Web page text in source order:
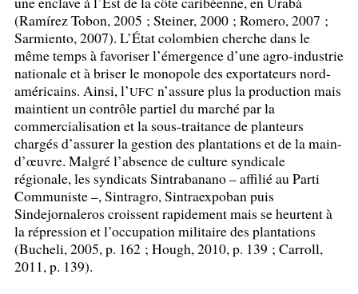
(Ramírez Tobon, 2005 ; Steiner, 2000 ; Romero, 2007 ;
Sarmiento, 2007). L’État colombien cherche dans le
même temps à favoriser l’émergence d’une agro-industrie
nationale et à briser le monopole des exportateurs nord-
américains. Ainsi, l’UFC n’assure plus la production mais
maintient un contrôle partiel du marché par la
commercialisation et la sous-traitance de planteurs
chargés d’assurer la gestion des plantations et de la main-
d’œuvre. Malgré l’absence de culture syndicale
régionale, les syndicats Sintrabanano – affilié au Parti
Communiste –, Sintragro, Sintraexpoban puis
Sindejornaleros croissent rapidement mais se heurtent à
la répression et l’occupation militaire des plantations
(Bucheli, 2005, p. 162 ; Hough, 2010, p. 139 ; Carroll,
2011, p. 139).